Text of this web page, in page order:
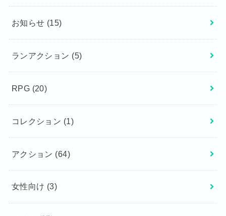
お知らせ (15)
ランアクション (5)
RPG (20)
コレクション (1)
アクション (64)
女性向け (3)